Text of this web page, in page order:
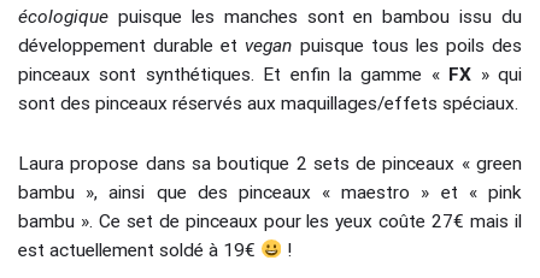
écologique puisque les manches sont en bambou issu du
développement durable et vegan puisque tous les poils des
pinceaux sont synthétiques. Et enfin la gamme « FX » qui
sont des pinceaux réservés aux maquillages/effets spéciaux.
Laura propose dans sa boutique 2 sets de pinceaux « green
bambu », ainsi que des pinceaux « maestro » et « pink
bambu ». Ce set de pinceaux pour les yeux coûte 27€ mais il
est actuellement soldé à 19€
!